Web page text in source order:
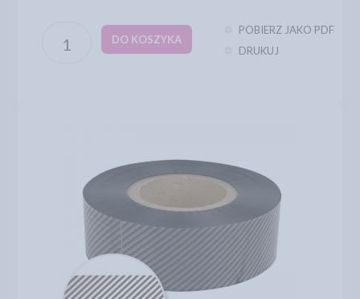
DO KOSZYKA
POBIERZ JAKO PDF
DRUKUJ